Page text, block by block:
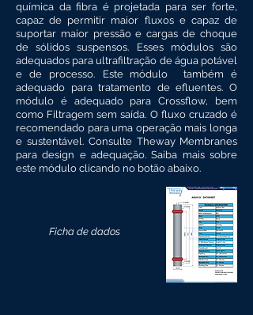
química da fibra é projetada para ser forte,
capaz de permitir maior fluxos e capaz de
suportar maior pressão e cargas de choque
de sólidos suspensos. Esses módulos são
adequados para ultrafiltração de água potável
e de processo.
Este módulo
também é
adequado para tratamento de efluentes. O
módulo é adequado para Crossflow, bem
como Filtragem sem saída. O fluxo cruzado é
recomendado para uma operação mais longa
e sustentável. Consulte Theway Membranes
para design e adequação. Saiba mais sobre
este módulo clicando no botão abaixo.
Ficha de dados